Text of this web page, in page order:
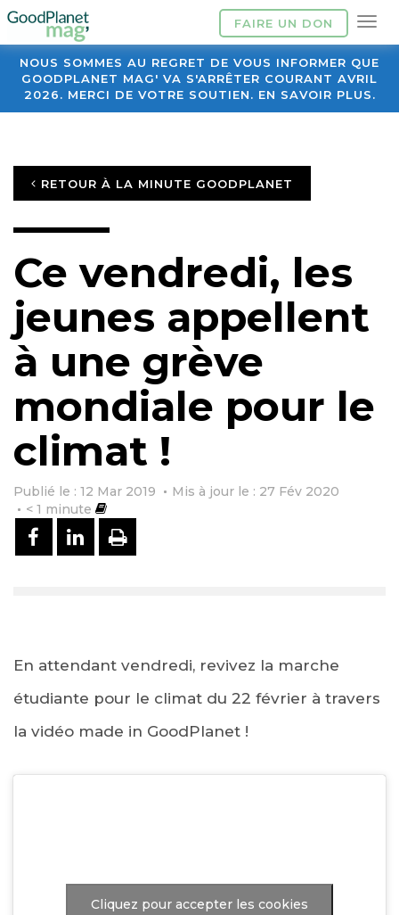
FAIRE UN DON
NOUS SOMMES AU REGRET DE VOUS INFORMER QUE
GOODPLANET MAG' VA S'ARRÊTER COURANT AVRIL
2026. MERCI DE VOTRE SOUTIEN. EN SAVOIR PLUS.
RETOUR À LA MINUTE GOODPLANET
Ce vendredi, les
jeunes appellent
à une grève
mondiale pour le
climat !
Publié le : 12 Mar 2019
Mis à jour le : 27 Fév 2020
< 1 minute
PARTAGER SUR FACEBOOK
PARTAGER SUR LINKEDIN
IMPRIMER
En attendant vendredi, revivez la marche
étudiante pour le climat du 22 février à travers
la vidéo made in GoodPlanet !
Cliquez pour accepter les cookies